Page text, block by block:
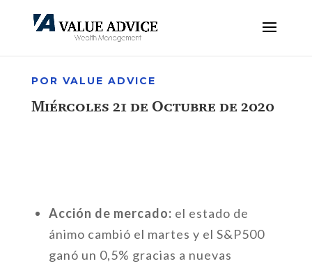
POR VALUE ADVICE
Miércoles 21 de Octubre de 2020
Acción de mercado: el estado de
ánimo cambió el martes y el S&P500
ganó un 0,5% gracias a nuevas